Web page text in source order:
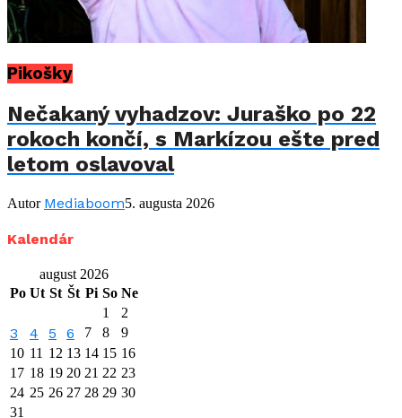
Pikošky
Nečakaný vyhadzov: Juraško po 22
rokoch končí, s Markízou ešte pred
letom oslavoval
Autor Mediaboom5. augusta 2026
Kalendár
august 2026
Po Ut St Št Pi So Ne
1
2
3 4 5 6 7 8
9
10 11 12 13 14 15 16
17 18 19 20 21 22 23
24 25 26 27 28 29 30
31